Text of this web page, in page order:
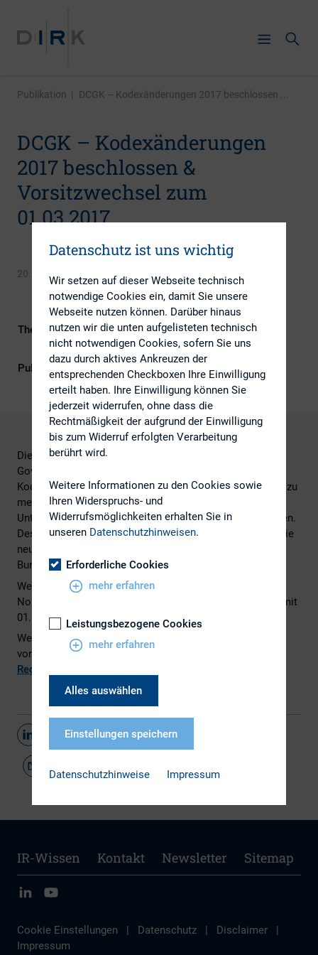
Publikation | DCGK – Kodexänderungen 2017 beschlossen ...
DCGK – Kodexänderungen
2017 beschlossen &
Vorsitzwechsel zum
01.03.2017
20. Februar 2017
Themengebiet
ESG (inkl. Nachhaltigkeit &
Governance)
Publikationsform
Externe Publikationen
Die Regierungskommission Deutscher Corporate
Governance Kodex beschloss am 07. Feburar 2017
Kodexänderungen. Die Änderungen sollen unter anderem zu
mehr Transparenz für eine bessere Beurteilung der
Unternehmensgovernance durch die Stakeholder beitragen.
Des Weiteren wurde die Präambel des Kodex erweitert. Die
neuen Regelungen gelten ab der Veröffentlichung im
Bundesanzeiger.
Weiters wurde bekanntgegeben, dass Prof. Dr. Rolf
Nonnenmacher den Voristz der Regierungskommission mit
01. März 2017 übernehmen wird.
Weitere Informationen, wie die Pressemitteilung und die
vorläufige Version, finden Sie
Regierungskommission
Teilen
IR-Wissen Kontakt Newsletter Sitemap
Cookie Einstellungen | Datenschutz | Disclaimer
|
Impressum
Datenschutz ist uns wichtig
Wir setzen auf dieser Webseite technisch
notwendige Cookies ein, damit Sie unsere
Webseite nutzen können. Darüber hinaus
nutzen wir die unten aufgelisteten technisch
nicht notwendigen Cookies, sofern Sie uns
dazu durch aktives Ankreuzen der
entsprechenden Checkboxen Ihre Einwilligung
erteilt haben. Ihre Einwilligung können Sie
jederzeit widerrufen, ohne dass die
Rechtmäßigkeit der aufgrund der Einwilligung
bis zum Widerruf erfolgten Verarbeitung
berührt wird.
Weitere Informationen zu den Cookies sowie
Ihren Widerspruchs- und
Widerrufsmöglichkeiten erhalten Sie in
unseren Datenschutzhinweisen.
Erforderliche Cookies
mehr erfahren
Leistungsbezogene Cookies
mehr erfahren
Alles auswählen
Einstellungen speichern
Datenschutzhinweise Impressum